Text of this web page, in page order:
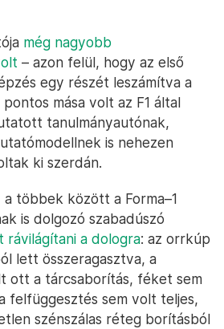
még nagyobb
– azon felül, hogy az első
egy részét leszámítva a
mása volt az F1 által
tanulmányautónak,
is nehezen
ki szerdán.
többek között a Forma–1
is dolgozó szabadúszó
rávilágítani a dologra: az orrkúp
lett összeragasztva, a
ott a tárcsaborítás, féket sem
felfüggesztés sem volt teljes,
szénszálas réteg borításból